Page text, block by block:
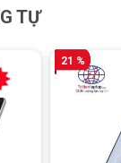
Studio Core
phần quà hấp
TỰ
21 %